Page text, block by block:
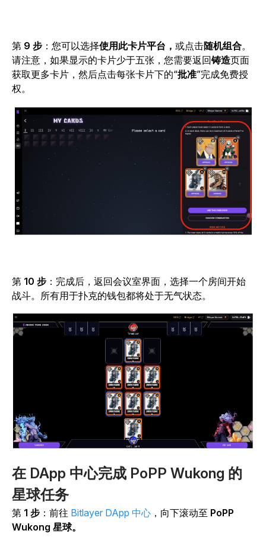
第 9 步 ：您可以选择使用此卡片平台， 或点击随机组合。
请注意，如果显示的卡片少于五张，您需要返回铸造页面
获取更多卡片，然后点击每张卡片下的“批准”完成免费授
权。
第 10 步 ：完成后，返回会议室界面，选择一个房间开始
战斗。所有用于扑克的钱包都将处于无气状态。
在 DApp 中心完成 PoPP Wukong 的
星球任务
第 1 步 ：前往 Bitlayer DApp 中心 ，向下滚动至 PoPP
Wukong 星球。